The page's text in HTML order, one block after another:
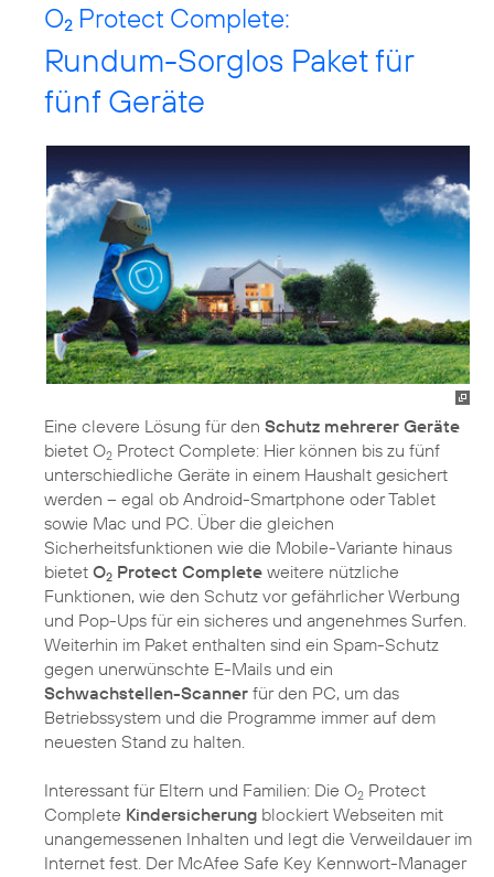
O2 Protect Complete:
Rundum-Sorglos Paket für
fünf Geräte
Eine clevere Lösung für den Schutz mehrerer Geräte
bietet O2 Protect Complete: Hier können bis zu fünf
unterschiedliche Geräte in einem Haushalt gesichert
werden – egal ob Android-Smartphone oder Tablet
sowie Mac und PC. Über die gleichen
Sicherheitsfunktionen wie die Mobile-Variante hinaus
bietet O2 Protect Complete weitere nützliche
Funktionen, wie den Schutz vor gefährlicher Werbung
und Pop-Ups für ein sicheres und angenehmes Surfen.
Weiterhin im Paket enthalten sind ein Spam-Schutz
gegen unerwünschte E-Mails und ein
Schwachstellen-Scanner für den PC, um das
Betriebssystem und die Programme immer auf dem
neuesten Stand zu halten.
Interessant für Eltern und Familien: Die O2 Protect
Complete Kindersicherung blockiert Webseiten mit
unangemessenen Inhalten und legt die Verweildauer im
Internet fest. Der McAfee Safe Key Kennwort-Manager